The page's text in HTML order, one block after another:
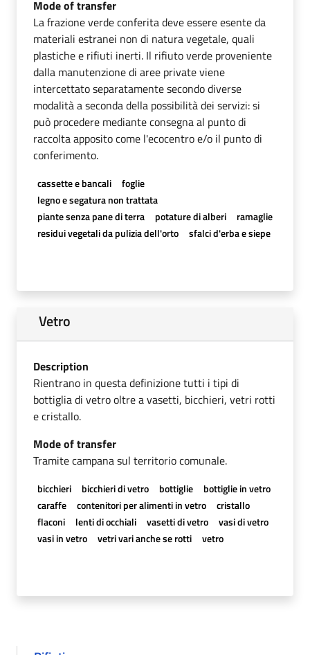
Mode of transfer
La frazione verde conferita deve essere esente da
materiali estranei non di natura vegetale, quali
plastiche e rifiuti inerti. Il rifiuto verde proveniente
dalla manutenzione di aree private viene
intercettato separatamente secondo diverse
modalità a seconda della possibilità dei servizi: si
può procedere mediante consegna al punto di
raccolta apposito come l'ecocentro e/o il punto di
conferimento.
cassette e bancali
foglie
legno e segatura non trattata
piante senza pane di terra
potature di alberi
ramaglie
residui vegetali da pulizia dell'orto
sfalci d'erba e siepe
Vetro
Description
Rientrano in questa definizione tutti i tipi di
bottiglia di vetro oltre a vasetti, bicchieri, vetri rotti
e cristallo.
Mode of transfer
Tramite campana sul territorio comunale.
bicchieri bicchieri di vetro bottiglie
bottiglie in vetro
caraffe
contenitori per alimenti in vetro
cristallo
flaconi
lenti di occhiali vasetti di vetro
vasi di vetro
vasi in vetro
vetri vari anche se rotti vetro